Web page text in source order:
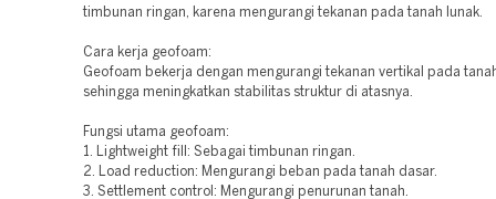
timbunan ringan, karena mengurangi tekanan pada tanah lunak.
Cara kerja geofoam:
Geofoam bekerja dengan mengurangi tekanan vertikal pada
sehingga meningkatkan stabilitas struktur di atasnya.
Fungsi utama geofoam:
1. Lightweight fill: Sebagai timbunan ringan.
2. Load reduction: Mengurangi beban pada tanah dasar.
3. Settlement control: Mengurangi penurunan tanah.